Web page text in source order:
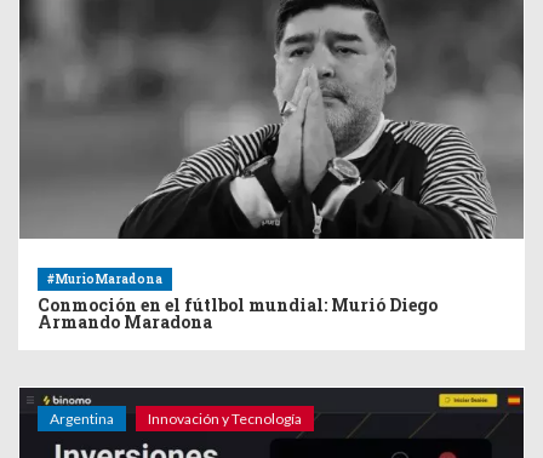
#MurioMaradona
Conmoción en el fútlbol mundial: Murió Diego
Armando Maradona
Argentina Innovación y Tecnología